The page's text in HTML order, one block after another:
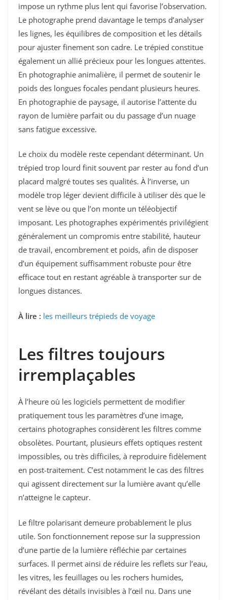
impose un rythme plus lent qui favorise l’observation.
Le photographe prend davantage le temps d’analyser
les lignes, les équilibres de composition et les détails
pour ajuster finement son cadre. Le trépied constitue
également un allié précieux pour les longues attentes.
En photographie animalière, il permet de soutenir le
poids des longues focales pendant plusieurs heures.
En photographie de paysage, il autorise l’attente du
rayon de lumière parfait ou du passage d’un nuage
sans fatigue excessive.
Le choix du modèle reste cependant déterminant. Un
trépied trop lourd finit souvent par rester au fond d’un
placard malgré toutes ses qualités. À l’inverse, un
modèle trop léger devient difficile à utiliser dès que le
vent se lève ou que l’on monte un téléobjectif
imposant. Les photographes expérimentés privilégient
généralement un compromis entre stabilité, hauteur
de travail, encombrement et poids, afin de disposer
d’un équipement suffisamment robuste pour être
efficace tout en restant agréable à transporter sur de
longues distances.
À lire : les meilleurs trépieds de voyage
Les filtres toujours
irremplaçables
À l’heure où les logiciels permettent de modifier
pratiquement tous les paramètres d’une image,
certains photographes considèrent les filtres comme
obsolètes. Pourtant, plusieurs effets optiques restent
impossibles, ou très difficiles, à reproduire fidèlement
en post-traitement. C’est notamment le cas des filtres
qui agissent directement sur la lumière avant qu’elle
n’atteigne le capteur.
Le filtre polarisant demeure probablement le plus
utile. Son fonctionnement repose sur la suppression
d’une partie de la lumière réfléchie par certaines
surfaces. Il permet ainsi de réduire les reflets sur l’eau,
les vitres, les feuillages ou les rochers humides,
révélant des détails invisibles à l’œil nu. Dans une